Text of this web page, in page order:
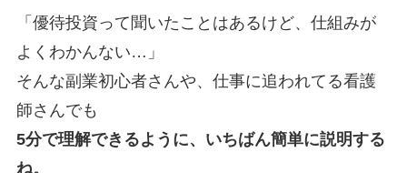
「優待投資って聞いたことはあるけど、仕組みが
よくわかんない…」
そんな副業初心者さんや、仕事に追われてる看護
師さんでも
5分で理解できるように、いちばん簡単に説明する
ね。